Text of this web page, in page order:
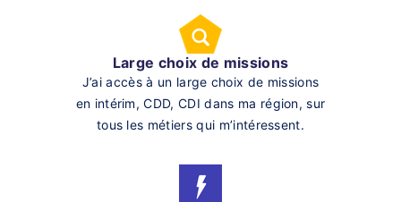
Large choix de missions
J’ai accès à un large choix de missions
en intérim, CDD, CDI dans ma région, sur
tous les métiers qui m’intéressent.